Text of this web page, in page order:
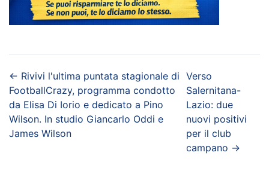
← Rivivi l'ultima puntata stagionale di
FootballCrazy, programma condotto
da Elisa Di Iorio e dedicato a Pino
Wilson. In studio Giancarlo Oddi e
James Wilson
Verso
Salernitana-
Lazio: due
nuovi positivi
per il club
campano →